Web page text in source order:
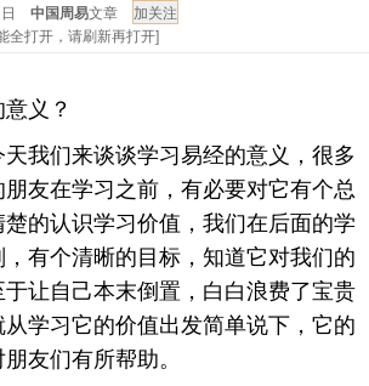
、鼠、牛、龙、兔、狗、鸡生肖化太岁开始预
笔居士简介！！
易德轩商标及LOGO注册声明
2021-9-7
日 中国周易文章
全打开，请刷新再打开]
义？
们来谈谈学习易经的意义，很多
友在学习之前，有必要对它有个总
的认识学习价值，我们在后面的学
有个清晰的目标，知道它对我们的
让自己本末倒置，白白浪费了宝贵
学习它的价值出发简单说下，它的
友们有所帮助。